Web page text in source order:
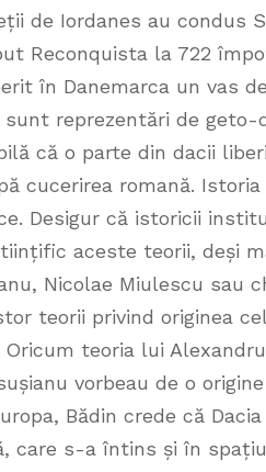
de Iordanes au condus
Reconquista la 722
în Danemarca un vas
sunt reprezentări de
că o parte din dacii
cucerirea romană.
Desigur că istoricii
aceste teorii, deși
Nicolae Miulescu sau
teorii privind originea
teoria lui
vorbeau de o
Bădin crede că
care s-a întins și în